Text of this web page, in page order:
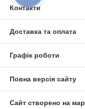
Контакти
Доставка та оплата
Графік роботи
Повна версія сайту
Сайт створено на